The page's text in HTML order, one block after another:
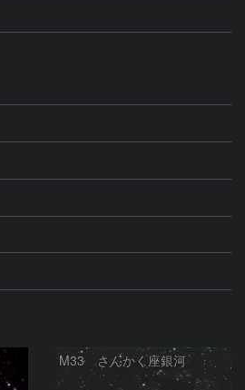
M33 さんかく座銀河